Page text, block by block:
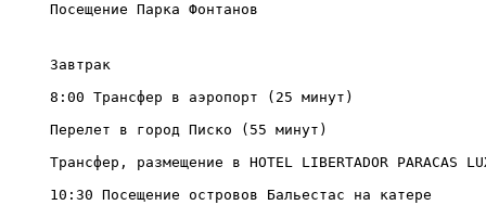
Посещение Парка Фонтанов
Завтрак
8:00 Трансфер в аэропорт (25 минут)
Перелет в город Писко (55 минут)
Трансфер, размещение в HOTEL LIBERTADOR PARACAS
10:30 Посещение островов Бальестас на катере